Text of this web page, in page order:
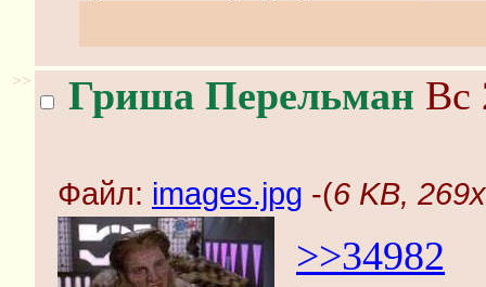
>> Гриша Перельман Вс
Файл: images.jpg -(6 KB,
>>34982